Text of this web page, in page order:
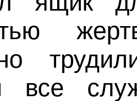
все